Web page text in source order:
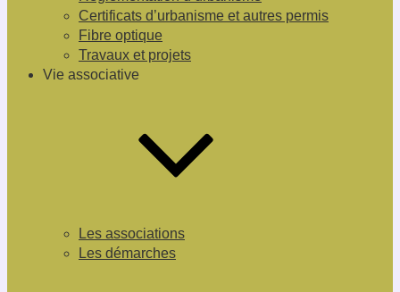
Certificats d’urbanisme et autres permis
Fibre optique
Travaux et projets
Vie associative
Les associations
Les démarches